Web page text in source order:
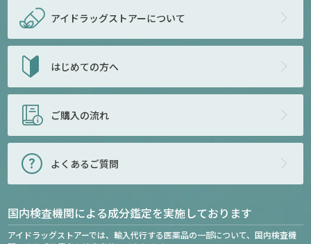
アイドラッグストアーについて
はじめての方へ
ご購入の流れ
よくあるご質問
国内検査機関による成分鑑定を実施しております
アイドラッグストアーでは、輸入代行する医薬品の一部について、国内検査機